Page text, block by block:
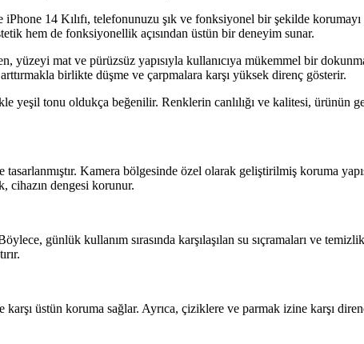
14 Kılıfı, telefonunuzu şık ve fonksiyonel bir şekilde
hem de fonksiyonellik açısından üstün bir deneyim sunar.
yüzeyi mat ve pürüzsüz yapısıyla kullanıcıya mükemmel bir
arttırmakla birlikte düşme ve çarpmalara karşı yüksek direnç gösterir.
yeşil tonu oldukça beğenilir. Renklerin canlılığı ve kalitesi, ürünün
Kamera bölgesinde özel olarak geliştirilmiş koruma
cihazın dengesi korunur.
günlük kullanım sırasında karşılaşılan su sıçramaları ve
üstün koruma sağlar. Ayrıca, çiziklere ve parmak izine karşı